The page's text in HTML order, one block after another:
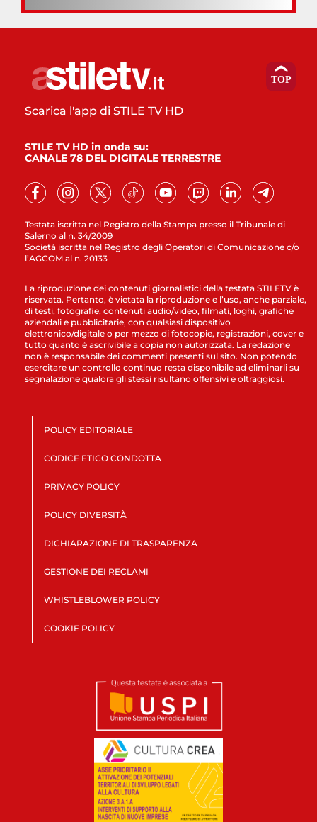
Testata iscritta nel Registro della Stampa presso il Tribunale di
Salerno al n. 34/2009
Società iscritta nel Registro degli Operatori di Comunicazione c/o
l’AGCOM al n. 20133
Scarica l'app di STILE TV HD
STILE TV HD in onda su:
CANALE 78 DEL DIGITALE TERRESTRE
La riproduzione dei contenuti giornalistici della testata STILETV è
riservata. Pertanto, è vietata la riproduzione e l’uso, anche parziale,
di testi, fotografie, contenuti audio/video, filmati, loghi, grafiche
aziendali e pubblicitarie, con qualsiasi dispositivo
elettronico/digitale o per mezzo di fotocopie, registrazioni, cover e
tutto quanto è ascrivibile a copia non autorizzata. La redazione
non è responsabile dei commenti presenti sul sito. Non potendo
esercitare un controllo continuo resta disponibile ad eliminarli su
segnalazione qualora gli stessi risultano offensivi e oltraggiosi.
POLICY EDITORIALE
CODICE ETICO CONDOTTA
PRIVACY POLICY
POLICY DIVERSITÀ
DICHIARAZIONE DI TRASPARENZA
GESTIONE DEI RECLAMI
WHISTLEBLOWER POLICY
COOKIE POLICY